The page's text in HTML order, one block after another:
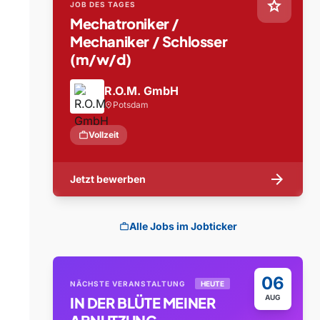
star
JOB DES TAGES
Mechatroniker /
Mechaniker / Schlosser
(m/w/d)
R.O.M. GmbH
location_on Potsdam
workVollzeit
Jetzt bewerben arrow_forward
workAlle Jobs im Jobticker
06
AUG
NÄCHSTE VERANSTALTUNG HEUTE
IN DER BLÜTE MEINER